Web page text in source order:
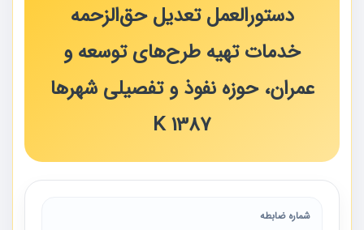
دستورالعمل تعدیل حق‌الزحمه
خدمات تهیه طرح‌های توسعه و
عمران، حوزه نفوذ و تفصیلی شهرها
K 1387
شماره ضابطه